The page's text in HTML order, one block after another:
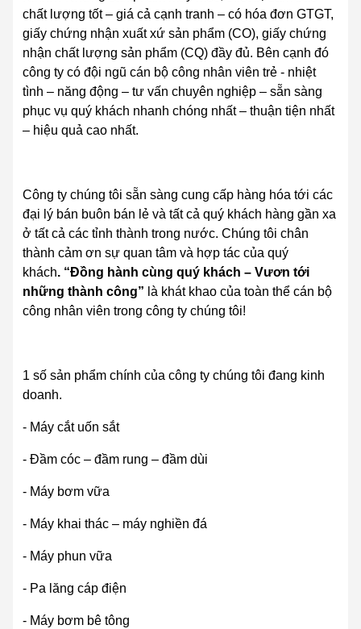
chất lượng tốt – giá cả cạnh tranh – có hóa đơn GTGT,
giấy chứng nhận xuất xứ sản phẩm (CO), giấy chứng
nhận chất lượng sản phẩm (CQ) đầy đủ. Bên cạnh đó
công ty có đội ngũ cán bộ công nhân viên trẻ - nhiệt
tình – năng động – tư vấn chuyên nghiệp – sẵn sàng
phục vụ quý khách nhanh chóng nhất – thuận tiện nhất
– hiệu quả cao nhất.
Công ty chúng tôi sẵn sàng cung cấp hàng hóa tới các
đại lý bán buôn bán lẻ và tất cả quý khách hàng gần xa
ở tất cả các tỉnh thành trong nước. Chúng tôi chân
thành cảm ơn sự quan tâm và hợp tác của quý
khách. “Đồng hành cùng quý khách – Vươn tới
những thành công” là khát khao của toàn thể cán bộ
công nhân viên trong công ty chúng tôi!
1 số sản phẩm chính của công ty chúng tôi đang kinh
doanh.
- Máy cắt uốn sắt
- Đầm cóc – đầm rung – đầm dùi
- Máy bơm vữa
- Máy khai thác – máy nghiền đá
- Máy phun vữa
- Pa lăng cáp điện
- Máy bơm bê tông